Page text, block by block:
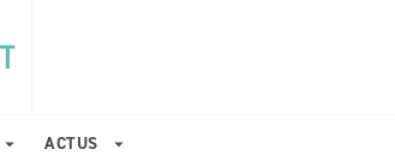
arrow_drop_down ACTUS arrow_drop_down